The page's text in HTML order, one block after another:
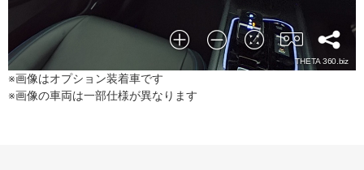
※画像はオプション装着車です
※画像の車両は一部仕様が異なります